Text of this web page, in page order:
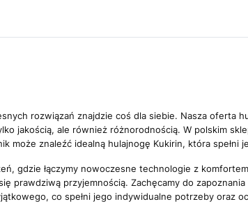
rozwiązań znajdzie coś dla siebie. Nasza oferta
jakością, ale również różnorodnością. W polskim
znaleźć idealną hulajnogę Kukirin, która spełni
gdzie łączymy nowoczesne technologie z
prawdziwą przyjemnością. Zachęcamy do
co spełni jego indywidualne potrzeby oraz